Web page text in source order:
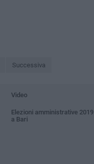
Successiva
Video
Elezioni amministrative 2019
a Bari